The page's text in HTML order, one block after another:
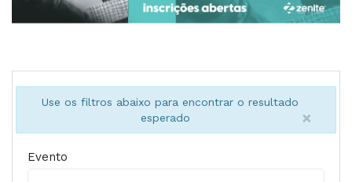
Use os filtros abaixo para encontrar o resultado
esperado
×
Evento